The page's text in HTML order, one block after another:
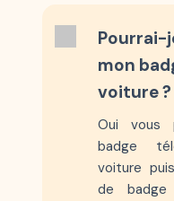
Pourrai-
mon
voiture ?
Oui vous
badge
voiture
de badge